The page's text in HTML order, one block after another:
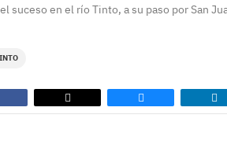
suceso en el río Tinto, a su paso por San